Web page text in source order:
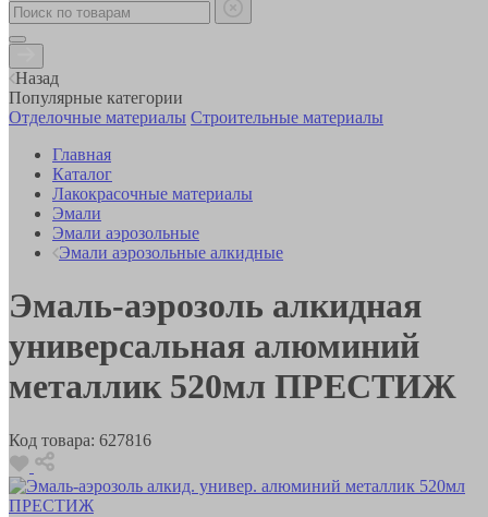
Назад
Популярные категории
Отделочные материалы Строительные материалы
Главная
Каталог
Лакокрасочные материалы
Эмали
Эмали аэрозольные
Эмали аэрозольные алкидные
Эмаль-аэрозоль алкидная
универсальная алюминий
металлик 520мл ПРЕСТИЖ
Код товара: 627816